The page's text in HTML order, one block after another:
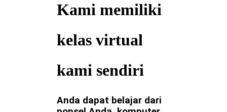
Kami memiliki
kelas virtual
kami sendiri
Anda dapat belajar dari